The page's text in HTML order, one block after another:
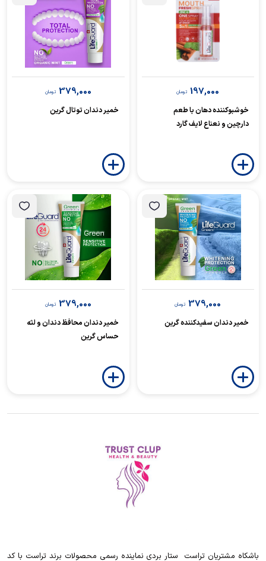
197,000 تومان
خوشبوکننده دهان با طعم
دارچین و نعناع لایف گارد
379,000 تومان
خمیر دندان توتال گرین
379,000 تومان
خمیر دندان سفیدکننده گرین
379,000 تومان
خمیر دندان محافظ دندان و لثه
حساس گرین
باشکاه مشتریان تراست ‌ ‌ستار بردی نماینده رسمی محصولات برند تراست با کد